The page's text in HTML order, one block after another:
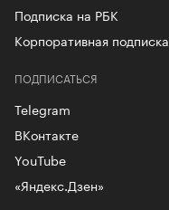
Подписка на РБК
Корпоративная подписка
ПОДПИСАТЬСЯ
Telegram
ВКонтакте
YouTube
«Яндекс.Дзен»